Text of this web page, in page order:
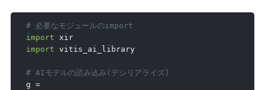
# 必要なモジュールのimport
import
xir
import vitis_ai_library
# AIモデルの読み込み(デシリアライズ)
g =